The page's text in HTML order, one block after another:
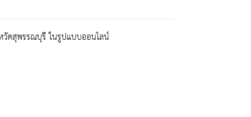
วัดสุพรรณบุรี ในรูปแบบออนไลน์